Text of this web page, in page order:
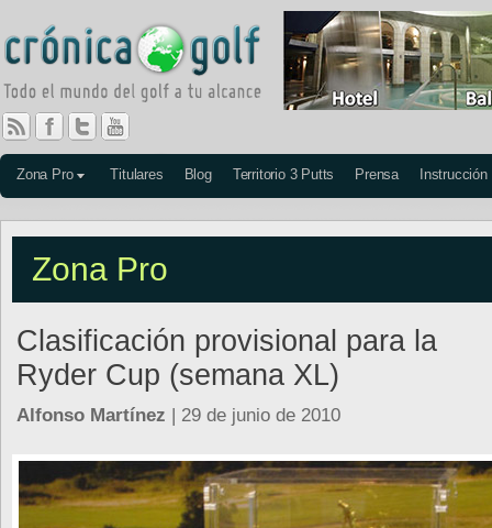
Zona Pro Titulares Blog Territorio 3 Putts Prensa Instrucción
Zona Pro
Clasificación provisional para la
Ryder Cup (semana XL)
Alfonso Martínez | 29 de junio de 2010